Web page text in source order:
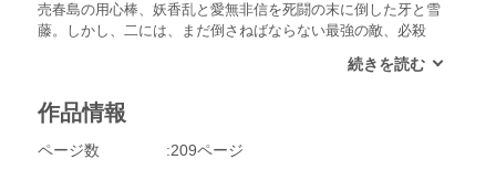
売春島の用心棒、妖香乱と愛無非信を死闘の末に倒した牙と雪
藤。しかし、二には、まだ倒さねばならない最強の敵、必殺
長編『売春島』をはじめ、『児童虐待』『メル友犯罪』など現
作品情報
ページ数
209ページ